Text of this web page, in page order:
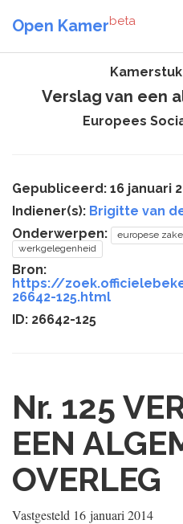
Open Kamerbeta
Kamerstuk
Verslag van een
Europees
Gepubliceerd: 16 januari
Indiener(s): Brigitte van
Onderwerpen:
europese
werkgelegenheid
Bron:
https://
26642-125.html
ID: 26642-125
Nr. 125
EEN
OVERLEG
Vastgesteld 16 januari 2014